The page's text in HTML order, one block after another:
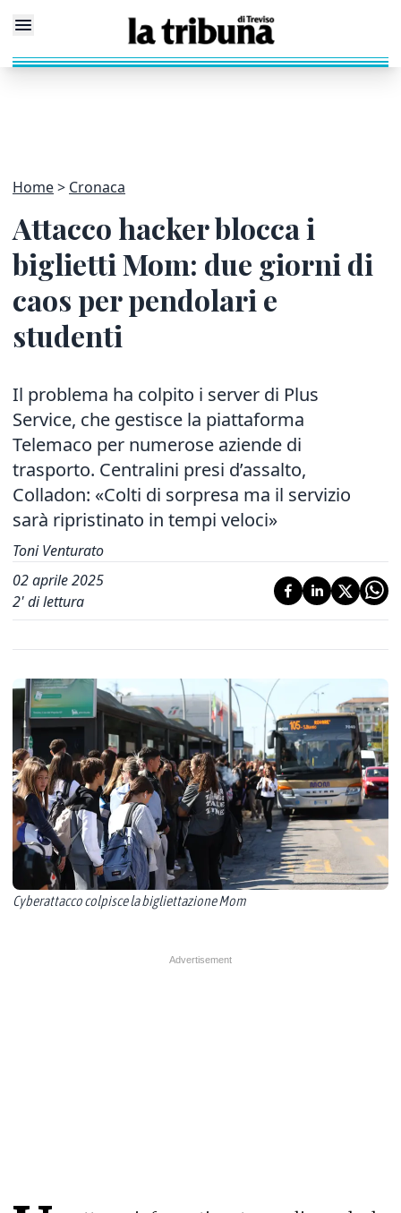
Home Cronaca
Attacco hacker blocca i
biglietti Mom: due giorni di
caos per pendolari e
studenti
Il problema ha colpito i server di Plus
Service, che gestisce la piattaforma
Telemaco per numerose aziende di
trasporto. Centralini presi d’assalto,
Colladon: «Colti di sorpresa ma il servizio
sarà ripristinato in tempi veloci»
Toni Venturato
02 aprile 2025
2' di lettura
Cyberattacco colpisce la bigliettazione Mom